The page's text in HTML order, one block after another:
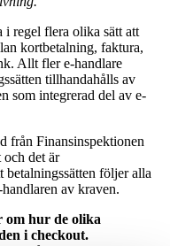
regel flera olika sätt att
kortbetalning, faktura,
Allt fler e-handlare
tillhandahålls av
som integrerad del av e-
från Finansinspektionen
och det är
betalningssätten följer alla
av kraven.
om hur de olika
i checkout.